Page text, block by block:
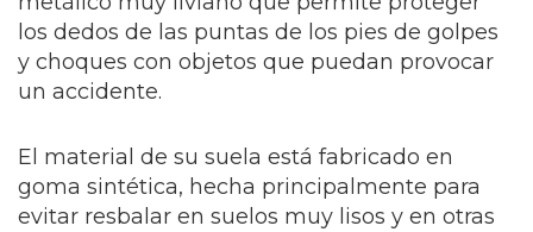
los dedos de las puntas de los pies de golpes
y choques con objetos que puedan provocar
un accidente.
El material de su suela está fabricado en
goma sintética, hecha principalmente para
evitar resbalar en suelos muy lisos y en otras